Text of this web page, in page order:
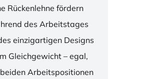
Rückenlehne fördern
des Arbeitstages
einzigartigen Designs
Gleichgewicht – egal,
Arbeitspositionen